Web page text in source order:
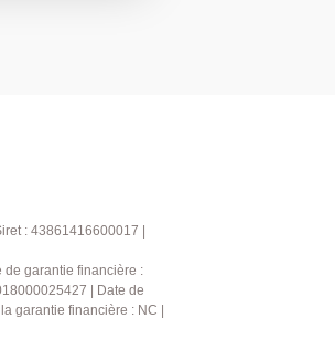
d'indépendance
de
vous permettant
barbecue et
: 43861416600017 |
de garantie financière :
| Date de
garantie financière : NC |